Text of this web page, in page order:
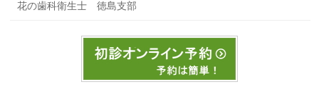
花の歯科衛生士 徳島支部